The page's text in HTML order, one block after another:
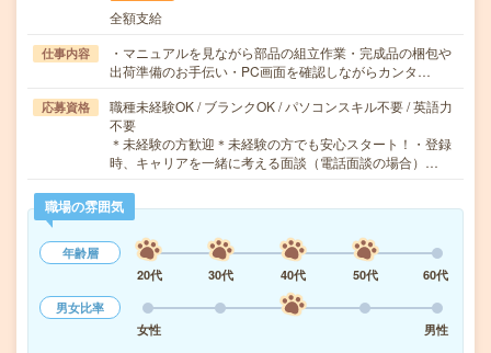
全額支給
仕事内容
・マニュアルを見ながら部品の組立作業・完成品の梱包や
出荷準備のお手伝い・PC画面を確認しながらカンタ…
応募資格
職種未経験OK / ブランクOK / パソコンスキル不要 / 英語力
不要
＊未経験の方歓迎＊未経験の方でも安心スタート！・登録
時、キャリアを一緒に考える面談（電話面談の場合）…
職場の雰囲気
年齢層
20代
30代 40代 50代
60代
男女比率
女性
男性